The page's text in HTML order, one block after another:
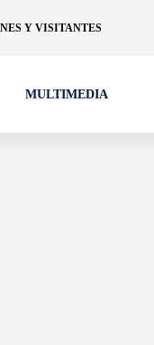
Y VISITANTES
MULTIMEDIA